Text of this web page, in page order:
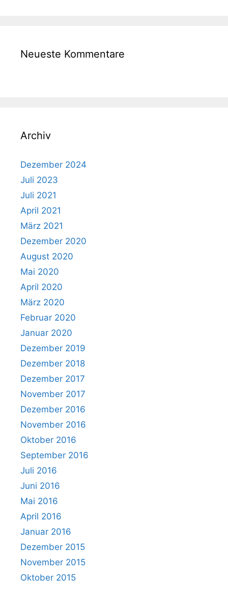
Neueste Kommentare
Archiv
Dezember 2024
Juli 2023
Juli 2021
April 2021
März 2021
Dezember 2020
August 2020
Mai 2020
April 2020
März 2020
Februar 2020
Januar 2020
Dezember 2019
Dezember 2018
Dezember 2017
November 2017
Dezember 2016
November 2016
Oktober 2016
September 2016
Juli 2016
Juni 2016
Mai 2016
April 2016
Januar 2016
Dezember 2015
November 2015
Oktober 2015